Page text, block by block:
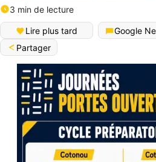
3 min de lecture
Lire plus tard Google
Partager